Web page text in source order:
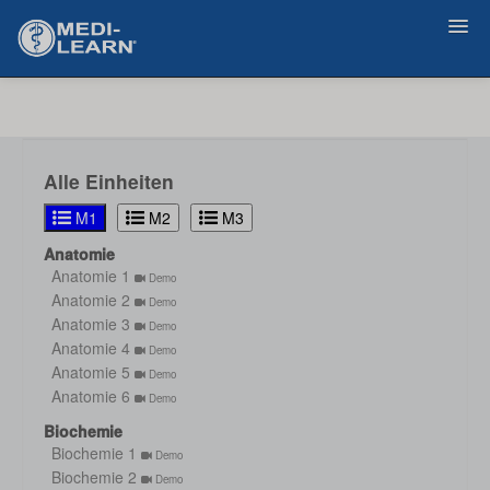
Alle Einheiten
M1 M2
M3
Anatomie
Anatomie 1
Demo
Anatomie 2 Demo
Anatomie 3 Demo
Anatomie 4 Demo
Anatomie 5 Demo
Anatomie 6 Demo
Biochemie
Biochemie 1
Demo
Biochemie 2 Demo